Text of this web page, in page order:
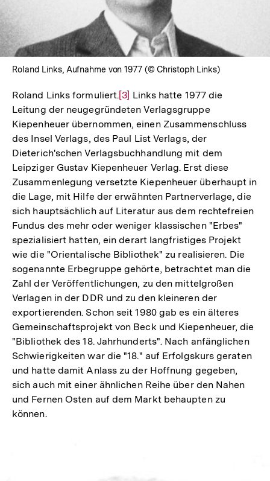
Roland Links, Aufnahme von 1977 (© Christoph Links)
Roland Links formuliert.Zur
Auflösung
der
Fußnote
[3] Links hatte 1977 die
Leitung der neugegründeten Verlagsgruppe
Kiepenheuer übernommen, einen Zusammenschluss
des Insel Verlags, des Paul List Verlags, der
Dieterich'schen Verlagsbuchhandlung mit dem
Leipziger Gustav Kiepenheuer Verlag. Erst diese
Zusammenlegung versetzte Kiepenheuer überhaupt in
die Lage, mit Hilfe der erwähnten Partnerverlage, die
sich hauptsächlich auf Literatur aus dem rechtefreien
Fundus des mehr oder weniger klassischen "Erbes"
spezialisiert hatten, ein derart langfristiges Projekt
wie die "Orientalische Bibliothek" zu realisieren. Die
sogenannte Erbegruppe gehörte, betrachtet man die
Zahl der Veröffentlichungen, zu den mittelgroßen
Verlagen in der DDR und zu den kleineren der
exportierenden. Schon seit 1980 gab es ein älteres
Gemeinschaftsprojekt von Beck und Kiepenheuer, die
"Bibliothek des 18. Jahrhunderts". Nach anfänglichen
Schwierigkeiten war die "18." auf Erfolgskurs geraten
und hatte damit Anlass zu der Hoffnung gegeben,
sich auch mit einer ähnlichen Reihe über den Nahen
und Fernen Osten auf dem Markt behaupten zu
können.